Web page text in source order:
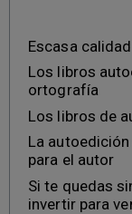
Escasa
Los libros
ortografía
Los libros de
La
para el autor
Si te quedas
invertir para